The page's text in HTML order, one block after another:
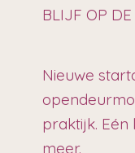
BLIJF OP
Nieuwe
praktijk.
meer.